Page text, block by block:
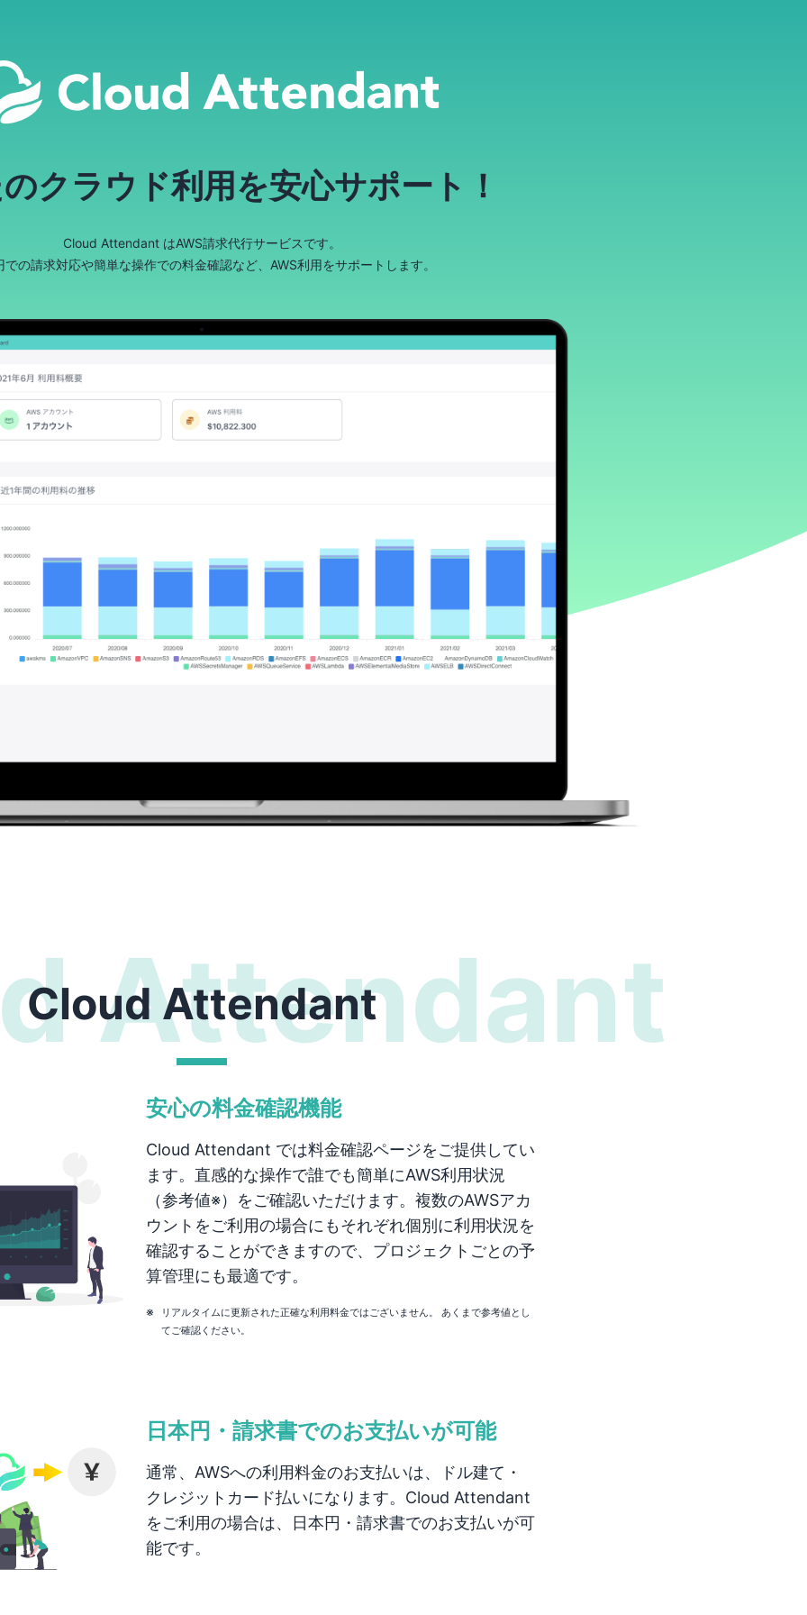
クラウド利用を安心サポート！
Cloud Attendant はAWS請求代行サービスです。
での請求対応や簡単な操作での料金確認など、AWS利用をサポートします。
Attendant
Cloud Attendant
安心の料金確認機能
Cloud Attendant では料金確認ページをご提供してい
ます。直感的な操作で誰でも簡単にAWS利用状況
（参考値※）をご確認いただけます。複数のAWSアカ
ウントをご利用の場合にもそれぞれ個別に利用状況を
確認することができますので、プロジェクトごとの予
算管理にも最適です。
※ リアルタイムに更新された正確な利用料金ではございません。
あくまで参考値とし
てご確認ください。
日本円・請求書でのお支払いが可能
通常、AWSへの利用料金のお支払いは、ドル建て・
クレジットカード払いになります。Cloud Attendant
をご利用の場合は、日本円・請求書でのお支払いが可
能です。